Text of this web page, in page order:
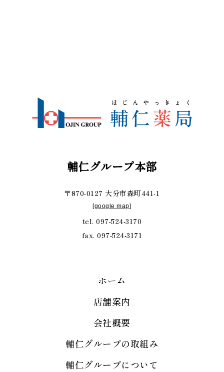
輔仁グループ本部
〒870-0127 大分市森町441-1
[google map]
tel. 097-524-3170
fax. 097-524-3171
ホーム
店舗案内
会社概要
輔仁グループの取組み
輔仁グループについて